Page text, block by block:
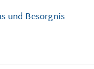
und Besorgnis